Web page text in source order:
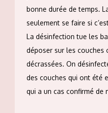
bonne durée de temps.
seulement se faire si
La désinfection tue les
déposer sur les couches
décrassées. On
des couches qui ont été
qui a un cas confirmé de